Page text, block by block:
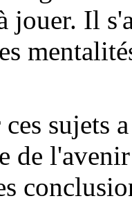
jouer. Il
sujets
de